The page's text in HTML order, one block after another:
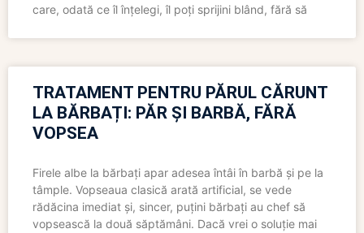
care, odată ce îl înțelegi, îl poți sprijini blând, fără să
TRATAMENT PENTRU PĂRUL CĂRUNT
LA BĂRBAȚI: PĂR ȘI BARBĂ, FĂRĂ
VOPSEA
Firele albe la bărbați apar adesea întâi în barbă și pe la
tâmple. Vopseaua clasică arată artificial, se vede
rădăcina imediat și, sincer, puțini bărbați au chef să
vopsească la două săptămâni. Dacă vrei o soluție mai